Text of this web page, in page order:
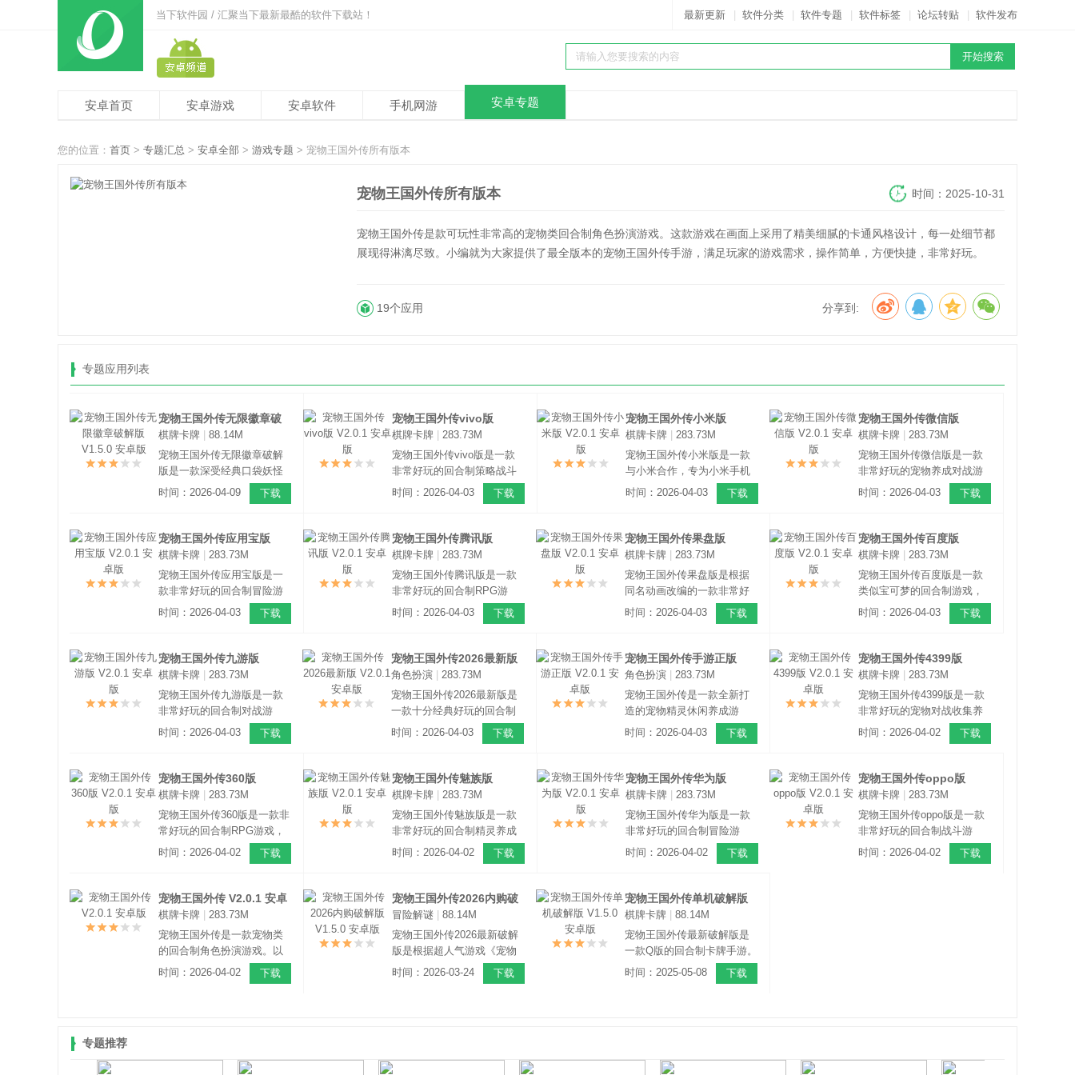
当下软件园 / 汇聚当下最新最酷的软件下载站！ 最新更新 软件分类 软件专题 软件标签 论坛转贴 软件发布
安卓首页 安卓游戏 安卓软件 手机网游 安卓专题
您的位置： 首页 > 专题汇总 > 安卓全部 > 游戏专题 > 宠物王国外传所有版本
宠物王国外传所有版本 时间：2025-10-31
宠物王国外传是款可玩性非常高的宠物类回合制角色扮演游戏。这款游戏在画面上采用了精美细腻的卡通风格设计，每一处细节都
展现得淋漓尽致。小编就为大家提供了最全版本的宠物王国外传手游，满足玩家的游戏需求，操作简单，方便快捷，非常好玩。
分享到:
19个应用
专题应用列表
宠物王国外传无限徽章破
解版 V1.5.0 安卓版
棋牌卡牌
88.14M
宠物王国外传无限徽章破解
版是一款深受经典口袋妖怪
启发的回合制RPG手游。游
戏采用了精美的卡通风格画
可爱又呆萌，搭配上特色的
养成玩法，能够带来纯粹的
奇幻冒险体验。
时间：2026-04-09 下载
宠物王国外传vivo版
V2.0.1 安卓版
棋牌卡牌
283.73M
宠物王国外传vivo版是一款
非常好玩的回合制策略战斗
游戏，游戏有着萌系Q版的人
物造型设计，高清逼真的游
景音乐与熟悉的音效，带你
重回宠物世界。
时间：2026-04-03 下载
宠物王国外传小米版
V2.0.1 安卓版
棋牌卡牌
283.73M
宠物王国外传小米版是一款
与小米合作，专为小米手机
玩家打造的版本，玩家可以
直接使用小米账号登录，与
的大陆上冒险。
时间：2026-04-03 下载
宠物王国外传微信版
V2.0.1 安卓版
棋牌卡牌
283.73M
宠物王国外传微信版是一款
非常好玩的宠物养成对战游
戏，游戏中玩家将成为驯兽
师，到处冒险收集各种宠物
们进化变得更加强大！
时间：2026-04-03 下载
宠物王国外传应用宝版
V2.0.1 安卓版
棋牌卡牌
283.73M
宠物王国外传应用宝版是一
款非常好玩的回合制冒险游
戏，在游戏中玩家将扮演驯
兽师来收集各种属性的宠物
成一支超级厉害的战队。
时间：2026-04-03 下载
宠物王国外传腾讯版
V2.0.1 安卓版
棋牌卡牌
283.73M
宠物王国外传腾讯版是一款
非常好玩的回合制RPG游
戏，游戏的玩法和宝可梦类
似，玩家将在大陆上到处冒
培养和他们之间的感情，一
起破解威胁大陆的预谋。
时间：2026-04-03 下载
宠物王国外传果盘版
V2.0.1 安卓版
棋牌卡牌
283.73M
宠物王国外传果盘版是根据
同名动画改编的一款非常好
玩的回合制RPG手游，游戏
围绕着由于菲奈特塔事件导
寻求治愈的方法为主线，于
是为了拯救克莉丝，主角尼
尔踏上了一段奇妙的冒险之
旅。
时间：2026-04-03 下载
宠物王国外传百度版
V2.0.1 安卓版
棋牌卡牌
283.73M
宠物王国外传百度版是一款
类似宝可梦的回合制游戏，
游戏画面清新靓丽，采用了
清新可爱的卡通风格，搭配
妙有趣的故事情节，带给你
更加耳目一新的RPG游戏体
验。
时间：2026-04-03 下载
宠物王国外传九游版
V2.0.1 安卓版
棋牌卡牌
283.73M
宠物王国外传九游版是一款
非常好玩的回合制对战游
戏，游戏里玩家要捕捉各种
稀有的精灵，和它成为伙
冒险！
时间：2026-04-03 下载
宠物王国外传2026最新版
V2.0.1 安卓版
角色扮演
283.73M
宠物王国外传2026最新版是
一款十分经典好玩的回合制
冒险手游，它是基于超人气
游戏宠物王国而打造的正统
用了精美细腻的卡通风格设
计，每一处细节都展现得淋
漓尽致。
时间：2026-04-03 下载
宠物王国外传手游正版
V2.0.1 安卓版
角色扮演
283.73M
宠物王国外传是一款全新打
造的宠物精灵休闲养成游
戏。它采用了卡通 Q 萌的画
风，游戏场景精致细腻，唯
温馨治愈的感觉。
时间：2026-04-03 下载
宠物王国外传4399版
V2.0.1 安卓版
棋牌卡牌
283.73M
宠物王国外传4399版是一款
非常好玩的宠物对战收集养
成手游，游戏整体采用了卡
通Q萌的画风，精致细腻的游
的画面带来非常温馨治愈的
感觉，玩法丰富有趣，操作
易上手。
时间：2026-04-02 下载
宠物王国外传360版
V2.0.1 安卓版
棋牌卡牌
283.73M
宠物王国外传360版是一款非
常好玩的回合制RPG游戏，
游戏中以围绕着由于菲奈特
塔事件导致克莉丝一直昏迷
法，主角尼尔踏上了一段迷
茫的冒险之旅。
时间：2026-04-02 下载
宠物王国外传魅族版
V2.0.1 安卓版
棋牌卡牌
283.73M
宠物王国外传魅族版是一款
非常好玩的回合制精灵养成
战斗游戏，游戏的玩法和宝
可梦类似，你需通过各种方
而将其训练培养成强大的宠
物，一起冒险战斗。
时间：2026-04-02 下载
宠物王国外传华为版
V2.0.1 安卓版
棋牌卡牌
283.73M
宠物王国外传华为版是一款
非常好玩的回合制冒险游
戏，游戏中玩家将成为宠物
训练师，为了拯救昏迷的克
之旅。
时间：2026-04-02 下载
宠物王国外传oppo版
V2.0.1 安卓版
棋牌卡牌
283.73M
宠物王国外传oppo版是一款
非常好玩的回合制战斗游
戏，游戏中玩家可以通过战
斗收服各种宠物精灵，通过
时间：2026-04-02 下载
宠物王国外传 V2.0.1 安卓
版
棋牌卡牌
283.73M
宠物王国外传是一款宠物类
的回合制角色扮演游戏。以
收集、培养宠物为主要玩
法，捕捉、孵化、碎片合
时间：2026-04-02 下载
宠物王国外传2026内购破
解版 V1.5.0 安卓版
冒险解谜
88.14M
宠物王国外传2026最新破解
版是根据超人气游戏《宠物
王国》改编的正统续作。游
戏采用精美细腻的卡通风格
时间：2026-03-24 下载
宠物王国外传单机破解版
V1.5.0 安卓版
棋牌卡牌
88.14M
宠物王国外传最新破解版是
一款Q版的回合制卡牌手游。
在游戏中玩家可以选择属于
自己的精灵队伍，每个精灵
可以自己去体验。
时间：2025-05-08 下载
专题推荐